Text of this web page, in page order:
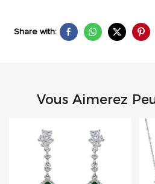
Share with:
Vous Aimerez